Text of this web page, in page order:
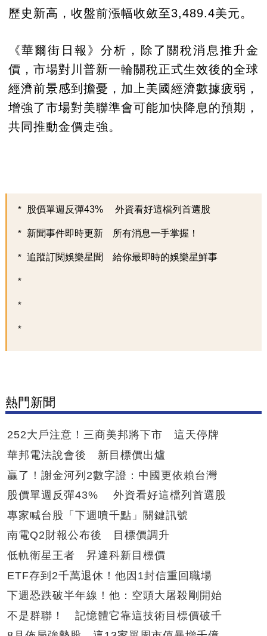
歷史新高，收盤前漲幅收斂至3,489.4美元。
《華爾街日報》分析，除了關稅消息推升金
價，市場對川普新一輪關稅正式生效後的全球
經濟前景感到擔憂，加上美國經濟數據疲弱，
增強了市場對美聯準會可能加快降息的預期，
共同推動金價走強。
股價單週反彈43% 外資看好這檔列首選股
新聞事件即時更新 所有消息一手掌握！
追蹤訂閱娛樂星聞 給你最即時的娛樂星鮮事
熱門新聞
252大戶注意！三商美邦將下市 這天停牌
華邦電法說會後 新目標價出爐
贏了！謝金河列2數字證：中國更依賴台灣
股價單週反彈43% 外資看好這檔列首選股
專家喊台股「下週噴千點」關鍵訊號
南電Q2財報公布後 目標價調升
低軌衛星王者 昇達科新目標價
ETF存到2千萬退休！他因1封信重回職場
下週恐跌破半年線！他：空頭大屠殺剛開始
不是群聯！ 記憶體它靠這技術目標價破千